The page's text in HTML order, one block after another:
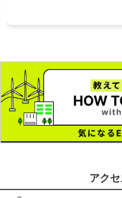
アク